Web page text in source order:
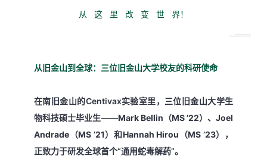
从 这 里 改 变 世 界！
从旧金山到全球：三位旧金山大学校友的科研使命
在南旧金山的Centivax实验室里，三位旧金山大学生
物科技硕士毕业生——Mark Bellin（MS ’22） 、Joel
Andrade（MS ’21） 和Hannah Hirou（MS ’23）
，
正致力于研发全球首个“通用蛇毒解药”。